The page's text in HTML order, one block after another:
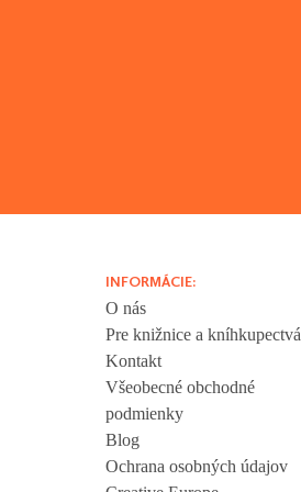
INFORMÁCIE:
O nás
Pre knižnice a kníhkupectvá
Kontakt
Všeobecné obchodné
podmienky
Blog
Ochrana osobných údajov